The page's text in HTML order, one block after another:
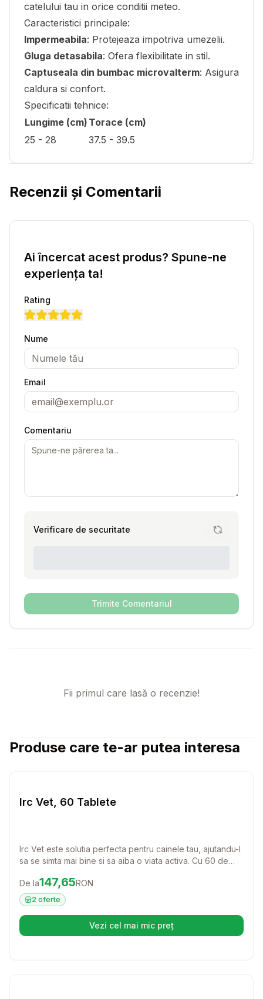
catelului tau in orice conditii meteo.
Caracteristici principale:
Impermeabila: Protejeaza impotriva umezelii.
Gluga detasabila: Ofera flexibilitate in stil.
Captuseala din bumbac microvalterm: Asigura
caldura si confort.
Specificatii tehnice:
Lungime (cm) Torace (cm)
25 - 28
37.5 - 39.5
Recenzii și Comentarii
Ai încercat acest produs? Spune-ne
experiența ta!
Rating
Nume
Email
Comentariu
Verificare de securitate
Trimite Comentariul
Fii primul care lasă o recenzie!
Produse care te-ar putea interesa
Irc Vet, 60 Tablete
Irc Vet este solutia perfecta pentru cainele tau, ajutandu-l
sa se simta mai bine si sa aiba o viata activa. Cu 60 de
pentru a oferi suport si confort patrupedului tau.
Preț:147.65 RON
De la147,65RON
2 oferte
Vezi cel mai mic preț(se deschide într-o filă nouă)